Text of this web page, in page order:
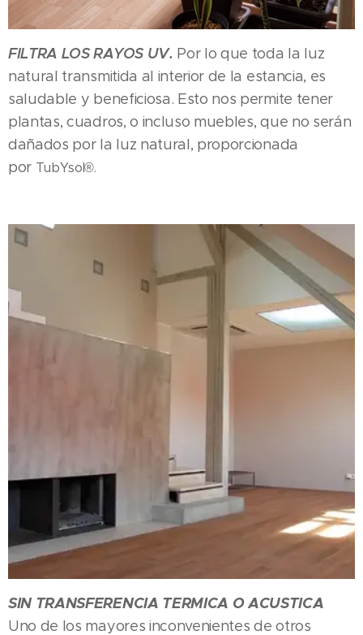
FILTRA LOS RAYOS UV. Por lo que toda la luz
natural transmitida al interior de la estancia, es
saludable y beneficiosa. Esto nos permite tener
plantas, cuadros, o incluso muebles, que no serán
dañados por la luz natural, proporcionada
por TubYsol®.
SIN TRANSFERENCIA TERMICA O ACUSTICA
Uno de los mayores inconvenientes de otros